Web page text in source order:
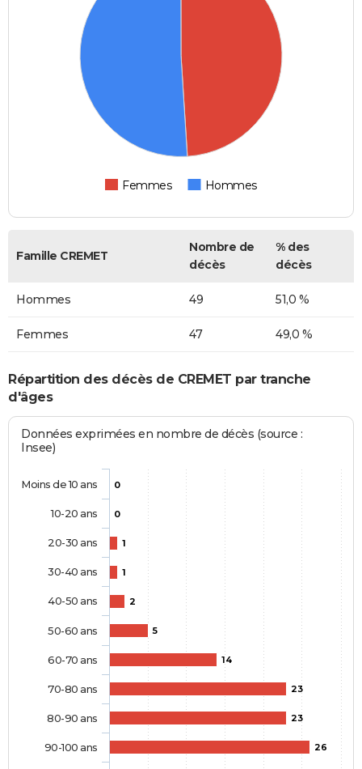
Femmes Hommes
Famille CREMET
Nombre de
décès
% des
décès
Hommes 49 51,0 %
Femmes 47 49,0 %
Répartition des décès de CREMET par tranche
d'âges
Données exprimées en nombre de décès (source :
Insee)
0
0
1
1
2
5
14
23
23
26
Moins de 10 ans
10-20 ans
20-30 ans
30-40 ans
40-50 ans
50-60 ans
60-70 ans
70-80 ans
80-90 ans
90-100 ans